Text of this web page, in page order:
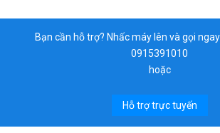
Bạn cần hỗ trợ? Nhấc máy lên và gọi
0915391010
hoặc
Hỗ trợ trực tuyến